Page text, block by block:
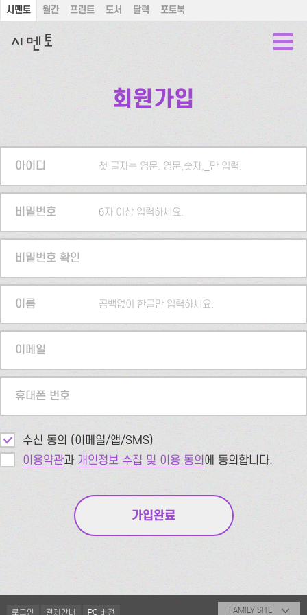
시멘토 월간 프린트 도서 달력 포토북
회원가입
아이디 첫 글자는 영문. 영문,숫자,_만 입력.
비밀번호 6자 이상 입력하세요.
비밀번호 확인
이름 공백없이 한글만 입력하세요.
이메일
휴대폰 번호
수신 동의 (이메일/앱/SMS)
이용약관과 개인정보 수집 및 이용 동의에 동의합니다.
로그인 결제안내 PC 버전 FAMILY SITE